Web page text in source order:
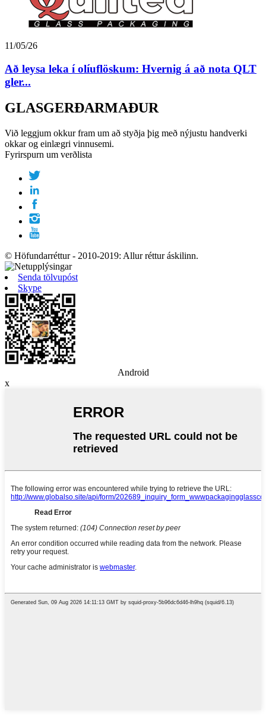
11/05/26
Að leysa leka í olíuflöskum: Hvernig á að nota QLT
gler...
GLASGERÐARMAÐUR
Við leggjum okkur fram um að styðja þig með nýjustu handverki
okkar og einlægri vinnusemi.
Fyrirspurn um verðlista
© Höfundarréttur - 2010-2019: Allur réttur áskilinn.
Senda tölvupóst
Skype
Android
x